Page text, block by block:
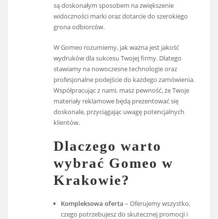
są doskonałym sposobem na zwiększenie
widoczności marki oraz dotarcie do szerokiego
grona odbiorców.
W Gomeo rozumiemy, jak ważna jest jakość
wydruków dla sukcesu Twojej firmy. Dlatego
stawiamy na nowoczesne technologie oraz
profesjonalne podejście do każdego zamówienia.
Współpracując z nami, masz pewność, że Twoje
materiały reklamowe będą prezentować się
doskonale, przyciągając uwagę potencjalnych
klientów.
Dlaczego warto
wybrać Gomeo w
Krakowie?
Kompleksowa oferta – Oferujemy wszystko,
czego potrzebujesz do skutecznej promocji i